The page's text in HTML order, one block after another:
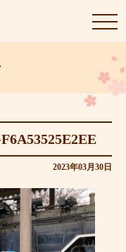
2023年03月30日